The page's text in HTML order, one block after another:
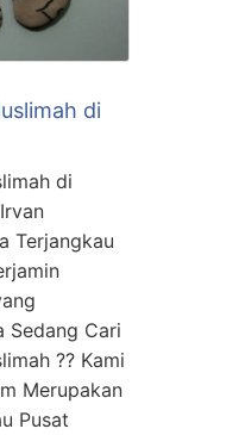
di
di
Terjangkau
Sedang Cari
?? Kami
Merupakan
Pusat